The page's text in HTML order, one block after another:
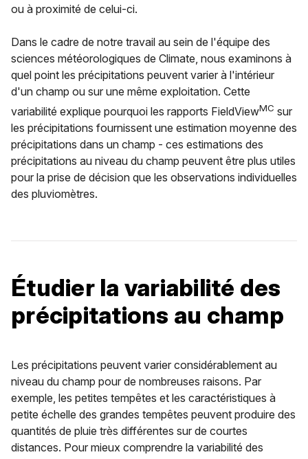
ou à proximité de celui-ci.
Dans le cadre de notre travail au sein de l'équipe des
sciences météorologiques de Climate, nous examinons à
quel point les précipitations peuvent varier à l'intérieur
d'un champ ou sur une même exploitation. Cette
variabilité explique pourquoi les rapports FieldViewMC sur
les précipitations fournissent une estimation moyenne des
précipitations dans un champ - ces estimations des
précipitations au niveau du champ peuvent être plus utiles
pour la prise de décision que les observations individuelles
des pluviomètres.
Étudier la variabilité des
précipitations au champ
Les précipitations peuvent varier considérablement au
niveau du champ pour de nombreuses raisons. Par
exemple, les petites tempêtes et les caractéristiques à
petite échelle des grandes tempêtes peuvent produire des
quantités de pluie très différentes sur de courtes
distances. Pour mieux comprendre la variabilité des